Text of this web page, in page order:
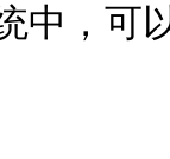
中，可